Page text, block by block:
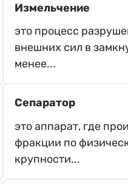
Измельчение
это процесс
внешних сил в
менее...
Сепаратор
это аппарат, где
фракции по
крупности...